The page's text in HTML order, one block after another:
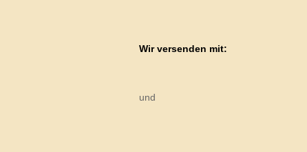
Wir versenden mit:
und